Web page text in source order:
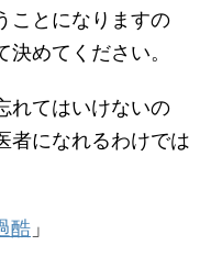
ことになりますの
めてください。
れてはいけないの
者になれるわけでは
酷 」